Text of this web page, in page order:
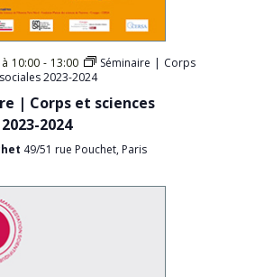
10:00- 13:00
Séminaire | Corps
2023-2024
| Corps et sciences
2024
49/51 rue Pouchet, Paris